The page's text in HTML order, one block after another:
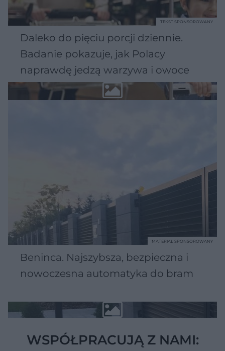
Daleko do pięciu porcji dziennie.
Badanie pokazuje, jak Polacy
naprawdę jedzą warzywa i owoce
TEKST SPONSOROWANY
Beninca. Najszybsza, bezpieczna i
nowoczesna automatyka do bram
MATERIAŁ SPONSOROWANY
WSPÓŁPRACUJĄ Z NAMI: